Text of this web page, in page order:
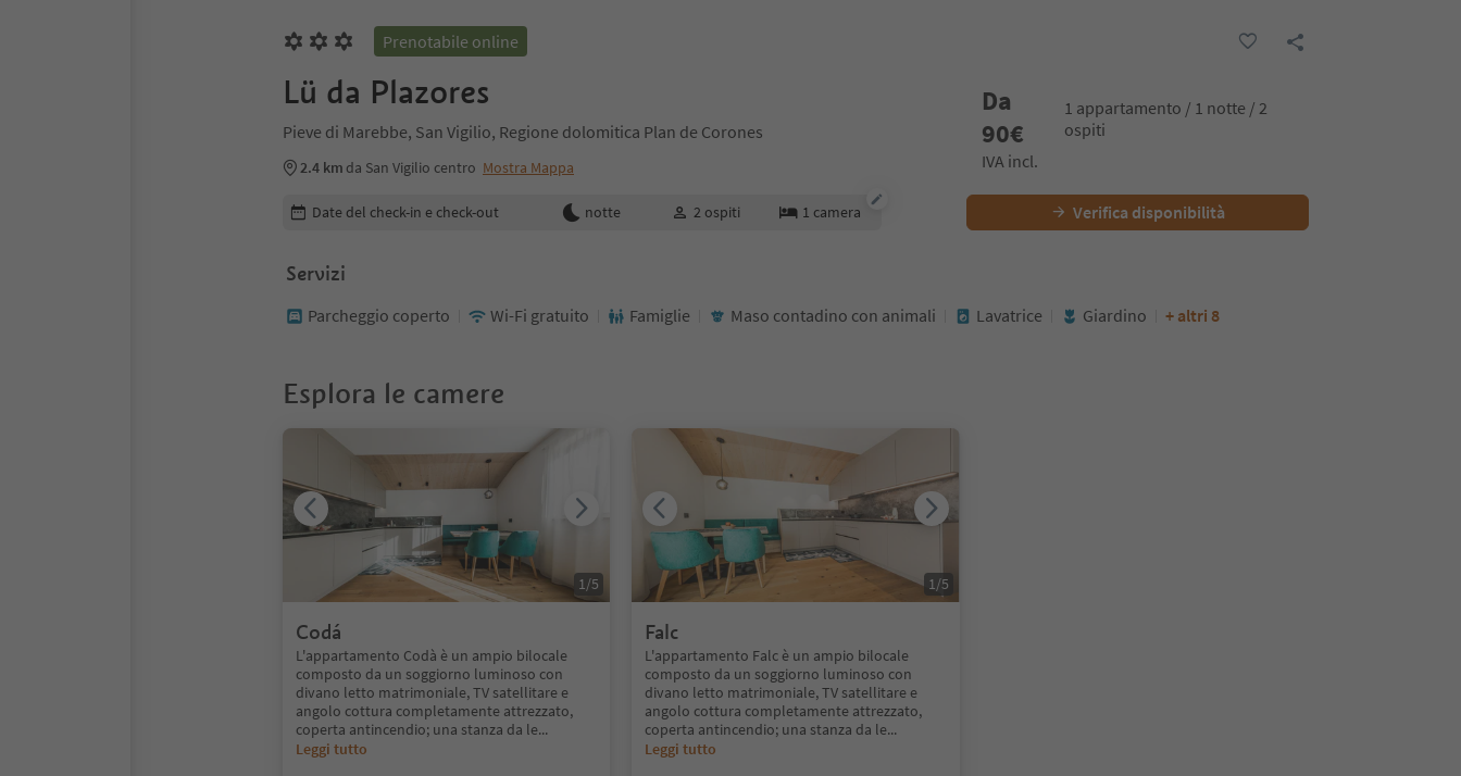
Prenotabile online
Lü da Plazores
Pieve di Marebbe, San Vigilio, Regione dolomitica Plan de Corones
2.4 km da San Vigilio centro Mostra Mappa
Da
90€
1 appartamento / 1 notte / 2
ospiti
IVA incl.
Modifica i dettagli della prenotazione
Date del check-in e check-out notte 2 ospiti 1 camera Verifica disponibilità
Servizi
Parcheggio coperto Wi-Fi gratuito Famiglie Maso contadino con animali Lavatrice Giardino + altri 8
Esplora le camere
Codá
L'appartamento Codà è un ampio bilocale
composto da un soggiorno luminoso con
divano letto matrimoniale, TV satellitare e
angolo cottura completamente attrezzato,
coperta antincendio; una stanza da le...
Leggi tutto
1/5
Falc
L'appartamento Falc è un ampio bilocale
composto da un soggiorno luminoso con
divano letto matrimoniale, TV satellitare e
angolo cottura completamente attrezzato,
coperta antincendio; una stanza da le...
Leggi tutto
1/5